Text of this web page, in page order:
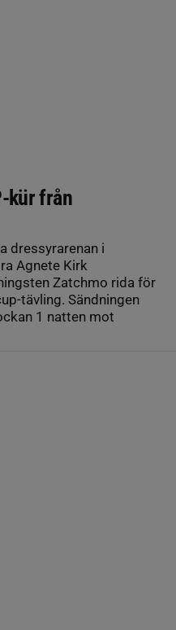
kür från
dressyrarenan i
Agnete Kirk
Zatchmo rida för
tävling. Sändningen
1 natten mot